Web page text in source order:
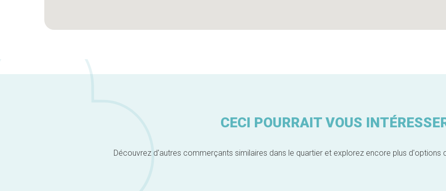
CECI POURRAIT VOUS
Découvrez d'autres commerçants similaires dans le quartier et explorez encore plus d'options